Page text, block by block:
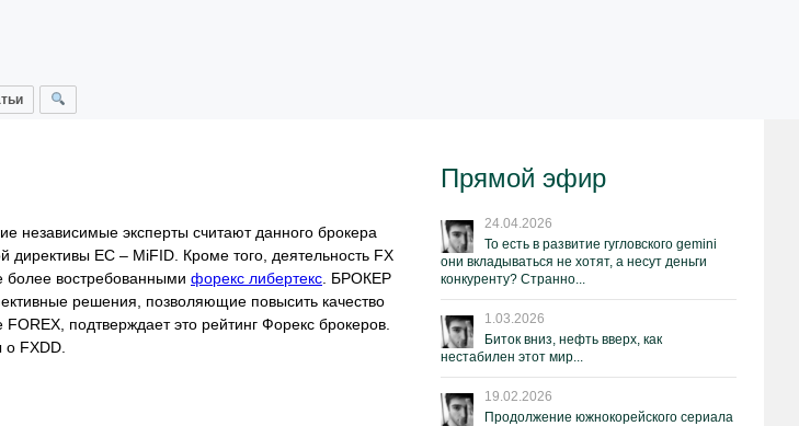
независимые эксперты считают данного брокера
ЕС – MiFID. Кроме того, деятельность FX
более востребованными форекс либертекс . БРОКЕР
решения, позволяющие повысить качество
подтверждает это рейтинг Форекс брокеров.
о FXDD.
Прямой эфир
24.04.2026
То есть в развитие гугловского gemini
они вкладываться не хотят, а несут деньги
конкуренту? Странно...
1.03.2026
Биток вниз, нефть вверх, как
нестабилен этот мир...
19.02.2026
Продолжение южнокорейского сериала